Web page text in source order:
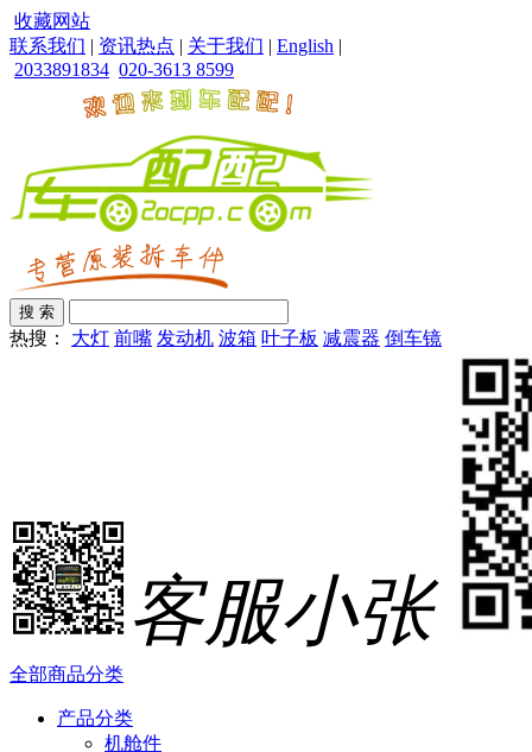
收藏网站
联系我们 | 资讯热点 | 关于我们 | English |
2033891834 020-3613 8599
热搜： 大灯 前嘴 发动机 波箱 叶子板 减震器 倒车镜
客服小张
全部商品分类
产品分类
机舱件